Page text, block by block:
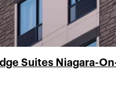
Suites Niagara-